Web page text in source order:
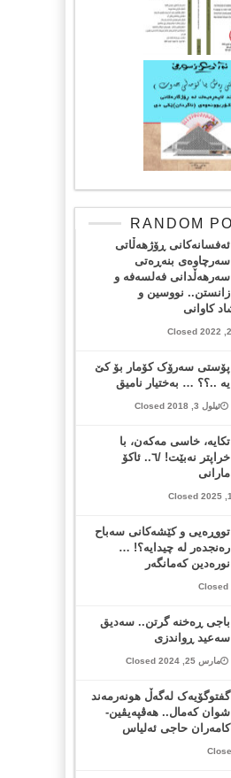
RANDOM
ئەفسانەکانی ڕۆژهەڵاتی
سەرچاوەی بنەڕەتی
سەرهەڵدانی فەلسەفە و
زانستن.. نووسین و
کاوانی
پۆستی سەرۆک کۆمار بۆ کێ
یە ..؟؟ … بەختیار نامیق
ئیلول 3, 2018 Closed
تکایە، خاسی مەکەن، با
خراپتر نەبێت! /٦.. ئاکۆ
مارانی
تووڕه‌یی و کێشه‌کانی سه‌باح
ره‌نجده‌ر له‌ چیدایه‌‌؟! …
نوره‌د‌ین که‌مانگه‌ر
باجی ڕەخنە گرتن.. سەدیق
سەعید ڕواندزی
مارس 25, 2024 Closed
گفتوگۆیەک لەگەڵ هونەرمەند
شوان كەمال.. هەڤپەیڤین-
كامەران حاجی ئەلیاس